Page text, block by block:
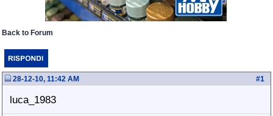
Back to Forum
#1
28-12-10, 11:42 AM
luca_1983